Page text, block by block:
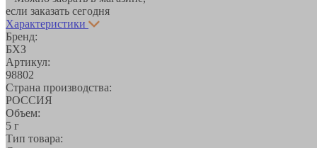
если заказать сегодня
Характеристики
Бренд:
БХЗ
Артикул:
98802
Страна производства:
РОССИЯ
Объем:
5 г
Тип товара: